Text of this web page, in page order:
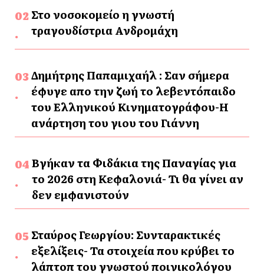
Στο νοσοκομείο η γνωστή
τραγουδίστρια Ανδρομάχη
Δημήτρης Παπαμιχαήλ : Σαν σήμερα
έφυγε απο την ζωή το λεβεντόπαιδο
του Ελληνικού Κινηματογράφου-Η
ανάρτηση του γιου του Γιάννη
Βγήκαν τα Φιδάκια της Παναγίας για
το 2026 στη Κεφαλονιά- Τι θα γίνει αν
δεν εμφανιστούν
Σταύρος Γεωργίου: Συνταρακτικές
εξελίξεις- Τα στοιχεία που κρύβει το
λάπτοπ του γνωστού ποινικολόγου